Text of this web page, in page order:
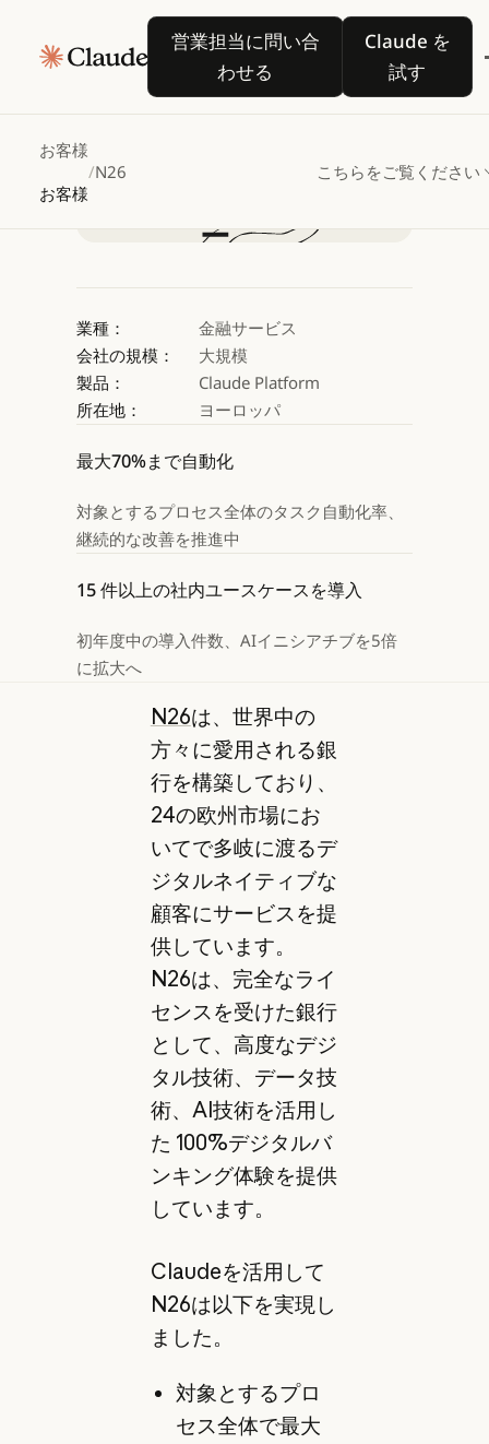
営業担当に問い合
わせる
営業担当に問い合わせる
Claude を
試す
Claude を
お客様
お客様
/N26 こちらをご覧ください
N26、Claude
を活用して顧客業務を自
営業担当に問い合わせる
業種：
金融サービス
会社の規模：
大規模
製品：
Claude Platform
所在地：
ヨーロッパ
最大70%まで自動化
対象とするプロセス全体のタスク自動化率、
継続的な改善を推進中
15 件以上の社内ユースケースを導入
初年度中の導入件数、AIイニシアチブを5倍
に拡大へ
N26は、世界中の
方々に愛用される銀
行を構築しており、
24の欧州市場にお
いてで多岐に渡るデ
ジタルネイティブな
顧客にサービスを提
供しています。
N26は、完全なライ
センスを受けた銀行
として、高度なデジ
タル技術、データ技
術、AI技術を活用し
た 100%デジタルバ
ンキング体験を提供
しています。
Claudeを活用して
N26は以下を実現し
ました。
対象とするプロ
セス全体で最大